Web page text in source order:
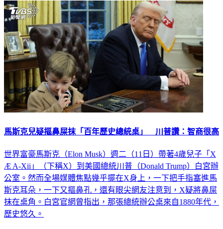
馬斯克兒疑摳鼻屎抹「百年歷史總統桌」 川普讚：智商很高
世界富豪馬斯克（Elon Musk）週二（11日）帶著4歲兒子「X
Æ A-Xii」（下稱X）到美國總統川普（Donald Trump）白宮辦
公室。然而全場媒體焦點幾乎擺在X身上，一下把手指塞進馬
斯克耳朵，一下又摳鼻孔，還有眼尖網友注意到，X疑將鼻屎
抹在桌角。白宮官網曾指出，那張總統辦公桌來自1880年代，
歷史悠久。